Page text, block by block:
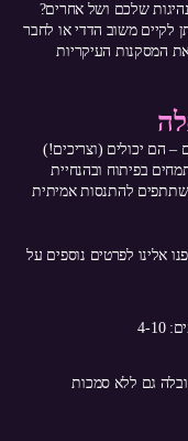
שלכם ושל אחרים?
לקיים משוב הדדי או לחבר
המסקנות העיקריות
– הם יכולים (וצריכים!)
בפיתוח ובהנחיית
להתנסות אמיתית
אלינו לפרטים נוספים על
גם ללא סמכות